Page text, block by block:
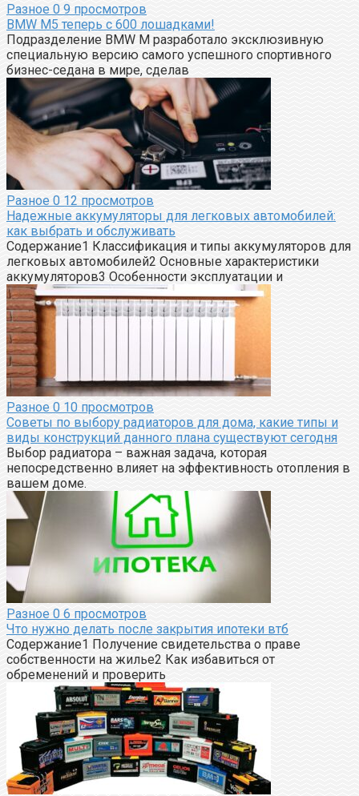
Разное 0 9 просмотров
BMW M5 теперь с 600 лошадками!
Подразделение BMW M разработало эксклюзивную
специальную версию самого успешного спортивного
бизнес-седана в мире, сделав
Разное 0 12 просмотров
Надежные аккумуляторы для легковых автомобилей:
как выбрать и обслуживать
Содержание1 Классификация и типы аккумуляторов для
легковых автомобилей2 Основные характеристики
аккумуляторов3 Особенности эксплуатации и
Разное 0 10 просмотров
Советы по выбору радиаторов для дома, какие типы и
виды конструкций данного плана существуют сегодня
Выбор радиатора – важная задача, которая
непосредственно влияет на эффективность отопления в
вашем доме.
Разное 0 6 просмотров
Что нужно делать после закрытия ипотеки втб
Содержание1 Получение свидетельства о праве
собственности на жилье2 Как избавиться от
обременений и проверить